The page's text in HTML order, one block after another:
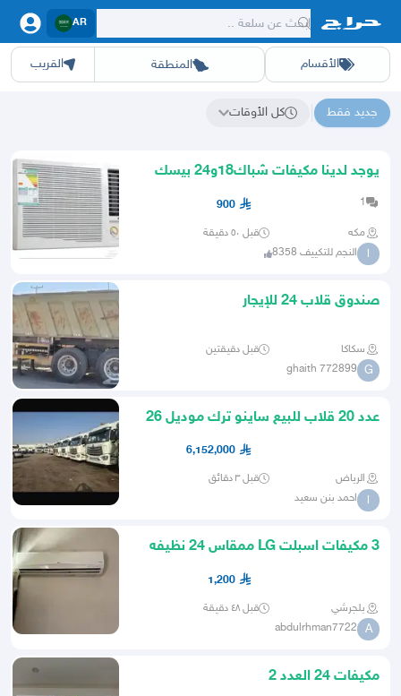
AR
الأقسام المنطقة القريب أجهزةعقار ديل وظائفالعابتدريب برمجةالحدائق الشرقيهجدهمكه المدينةالطايف حائلأبهاعسيرالباحة
جديد فقط كل الأوقات
يوجد لدينا مكيفات شباك18و24 بيسك
وفيشر واسكار
1
900
مكه قبل ٥٠ دقيقة
ا النجم للتكييف 8358
صندوق قلاب 24 للإيجار
سكاكا قبل دقيقتين
G
ghaith 772899
عدد 20 قلاب للبيع ساينو ترك موديل 26
6,152,000
الرياض قبل ٣ دقائق
ا احمد بنن سعيد
3 مكيفات اسبلت LG ممقاس 24 نظيفه
1,200
بلجرشي قبل ٤٨ دقيقة
A
abdulrhman7722
مكيفات 24 العدد 2